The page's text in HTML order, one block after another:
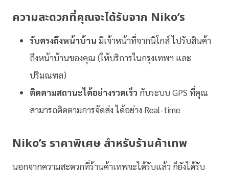
ความสะดวกที่คุณจะได้รับจาก Niko’s
รับตรงถึงหน้าบ้าน มีเจ้าหน้าที่จากนิโกส์ ไปรับสินค้า
ถึงหน้าบ้านของคุณ (ให้บริการในกรุงเทพฯ และ
ปริมณฑล)
ติดตามสถานะได้อย่างรวดเร็ว กับระบบ GPS ที่คุณ
สามารถติดตามการจัดส่ง ได้อย่าง Real-time
Niko’s ราคาพิเศษ สำหรับร้านค้าเทพ
นอกจากความสะดวกที่ร้านค้าเทพจะได้รับแล้ว ก็ยังได้รับ